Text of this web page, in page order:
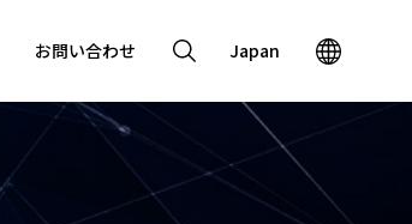
お問い合わせ Japan